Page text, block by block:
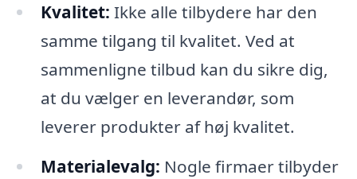
Kvalitet: Ikke alle tilbydere har den
samme tilgang til kvalitet. Ved at
sammenligne tilbud kan du sikre dig,
at du vælger en leverandør, som
leverer produkter af høj kvalitet.
Materialevalg: Nogle firmaer tilbyder